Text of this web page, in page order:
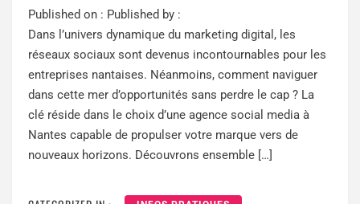
Published on : Published by :
Dans l’univers dynamique du marketing digital, les
réseaux sociaux sont devenus incontournables pour les
entreprises nantaises. Néanmoins, comment naviguer
dans cette mer d’opportunités sans perdre le cap ? La
clé réside dans le choix d’une agence social media à
Nantes capable de propulser votre marque vers de
nouveaux horizons. Découvrons ensemble […]